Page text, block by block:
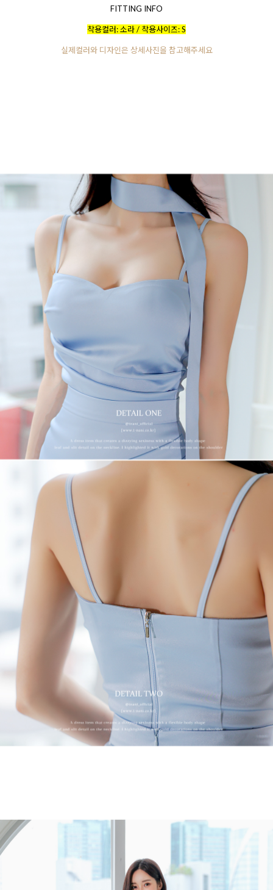
FITTING INFO
착용컬러: 소라 / 착용사이즈: S
실제컬러와 디자인은 상세사진을 참고해주세요